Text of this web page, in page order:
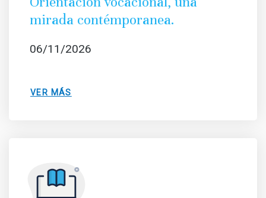
mirada contémporanea.
06/11/2026
VER MÁS